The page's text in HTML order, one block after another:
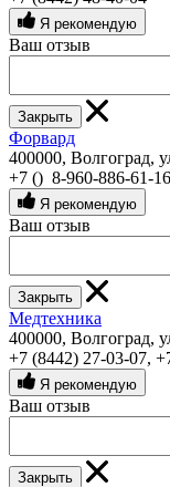
Я рекомендую
Ваш отзыв
Закрыть
Форвард
400000, Волгоград,
+7 () 8-960-886-61-16
Я рекомендую
Ваш отзыв
Закрыть
Медтехника
400000, Волгоград,
+7 (8442) 27-03-07,
Я рекомендую
Ваш отзыв
Закрыть